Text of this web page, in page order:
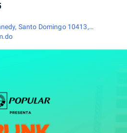
Santo Domingo 10413,